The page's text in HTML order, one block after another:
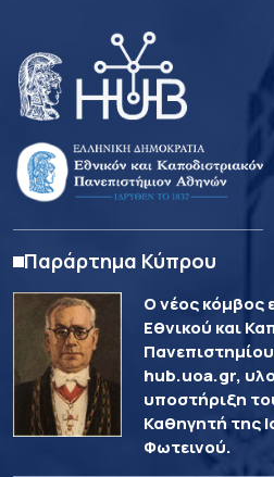
Παράρτημα Κύπρου
Ο νέος κόμβος
Εθνικού και
hub.uoa.gr,
υποστήριξη
Καθηγητή της
Φωτεινού.